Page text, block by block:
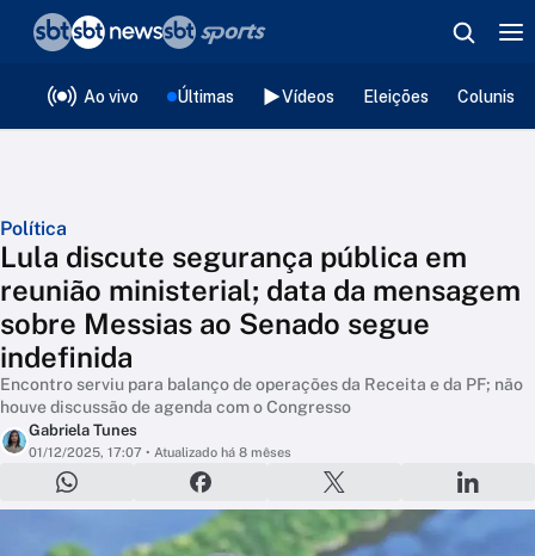
Ao vivo Últimas Vídeos Eleições
Política
Lula discute segurança pública em
reunião ministerial; data da mensagem
sobre Messias ao Senado segue
indefinida
Encontro serviu para balanço de operações da Receita e da PF; não
houve discussão de agenda com o Congresso
Gabriela Tunes
01/12/2025, 17:07 • Atualizado há 8 mêses
❮voltar
Editorias